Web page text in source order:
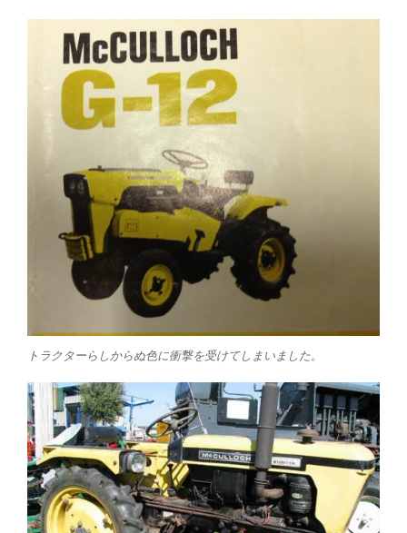
トラクターらしからぬ色に衝撃を受けてしまいました。